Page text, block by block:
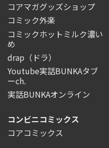
コアマガグッズショップ
コミック外楽
コミックホットミルク濃い
め
drap（ドラ）
Youtube実話BUNKAタブ
ーch.
実話BUNKAオンライン
コンビニコミックス
コアコミックス